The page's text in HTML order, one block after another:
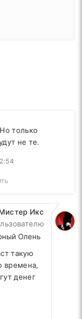
только
не те.
Икс
Олень
такую
времена,
денег